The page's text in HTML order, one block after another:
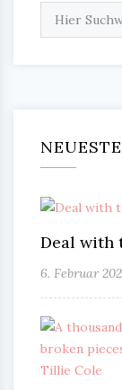
Deal with
6. Februar